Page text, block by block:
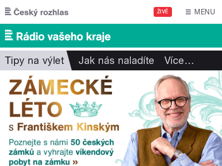
Přejít k hlavnímu obsahu
ŽIVĚ MENU
Tipy na výlet Jak nás naladíte Více…